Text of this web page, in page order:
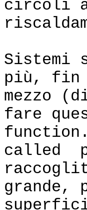
circoli
Sistemi
più, fin
mezzo
fare
called
grande,